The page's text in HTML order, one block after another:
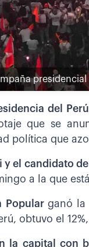
presidencial
del
que se
política que
y el candidato
a la que
Popular ganó la
obtuvo el
la capital con